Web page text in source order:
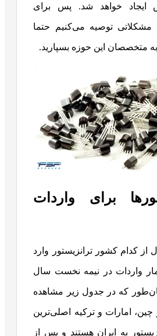
ایجاد خواهد شد. پس برای
مشکلاتی توصیه می‌کنیم حتما
متخصصان این حوزه بسپارید.
برای واردات
از کدام کشور ترانزیستور وارد
واردات در نیمه نخست سال
همان‌طور که در جدول زیر مشاهده
امارات و ترکیه اصلی‌ترین
به ایران هستند و پس از